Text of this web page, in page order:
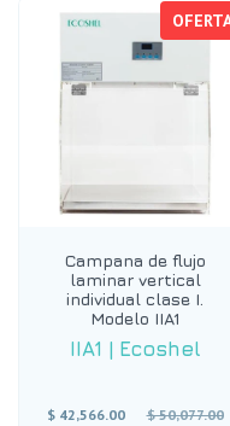
Campana de flujo
laminar vertical
individual clase I.
Modelo IIA1
IIA1 | Ecoshel
$ 42,566.00
Precio
$ 50,077.00